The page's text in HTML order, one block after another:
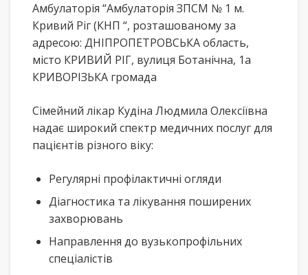
Амбулаторія “Амбулаторія ЗПСМ № 1 м.
Кривий Ріг (КНП “, розташованому за
адресою: ДНІПРОПЕТРОВСЬКА область,
місто КРИВИЙ РІГ, вулиця Ботанічна, 1а
КРИВОРІЗЬКА громада
Сімейний лікар Кудіна Людмила Олексіївна
надає широкий спектр медичних послуг для
пацієнтів різного віку:
Регулярні профілактичні огляди
Діагностика та лікування поширених
захворювань
Направлення до вузькопрофільних
спеціалістів